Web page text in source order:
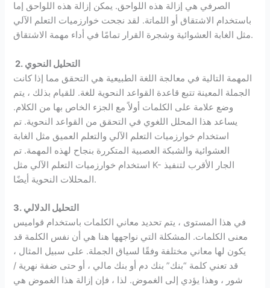
الصرفي هي إزالة هذه اللواحق. يمكن إزالة هذه اللواحق إما
باستخدام الاشتقاق أو اللماتة. لقد نجحت خوارزميات التعلم الآلي
مثل الغابة العشوائية وشجرة القرار تمامًا في أداء مهمة الاشتقاق.
2. التحليل النحوي
المهمة التالية في معالجة اللغة الطبيعية هي التحقق مما إذا كانت
الجملة المعينة تتبع قاعدة القواعد النحوية للغة. للقيام بذلك ، يتم
وضع علامة على الكلمات أولاً مع الجزء الخاص بها من الكلام.
يساعد هذا المحلل اللغوي في التحقق من القواعد النحوية. تم
استخدام خوارزميات التعلم الآلي والتعلم العميق مثل الغابة
العشوائية والشبكة العصبية المتكررة بنجاح لهذه المهمة. تم
استخدام خوارزميات التعلم الآلي مثل K- الجار الأقرب لتنفيذ
المحللات النحوية أيضًا.
3. التحليل الدلالي
في هذا المستوى ، يتم تحديد معاني الكلمات باستخدام قواميس
معنى الكلمات. المشكلة التي نواجهها هنا هي أن نفس الكلمة قد
يكون لها معاني مختلفة وفقًا لسياق الجملة. على سبيل المثال ،
قد تعني كلمة “بنك” بنك دم أو بنك مالي ، أو حتى ضفة نهرية /
شور ، وهذا يؤدي إلى الغموض. لذا ، فإن إزالة هذا الغموض هي